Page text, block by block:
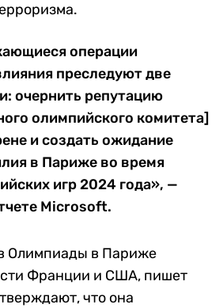
операции
преследуют две
очернить репутацию
олимпийского комитета]
и создать ожидание
в Париже во время
игр 2024 года», —
Microsoft.
Олимпиады в Париже
Франции и США, пишет
что она